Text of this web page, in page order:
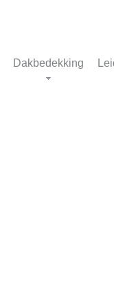
Dakbedekking